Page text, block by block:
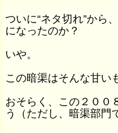
ついに“ネタ切れ”から
になったのか？
いや。
この暗渠はそんな甘い
おそらく、この２００
う（ただし、暗渠部門